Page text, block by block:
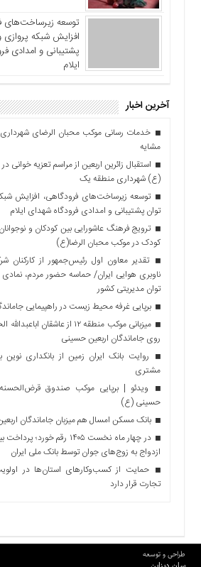
توسعه زیرساخت‌های
افزایش شبکه
پشتیبانی و امدادی
ایلام
آخرین اخبار
مشایه
استقبال زائرین اربعین از مراسم تعزیه خوانی
(ع) شهرداری منطقه یک
توسعه زیرساخت‌های فرودگاهی، افزایش
توان پشتیبانی و امدادی فرودگاه شهدای ایلام
ترویج فرهنگ عاشورایی بین کودکان و
کودک در موکب محبان الرضا(ع)
تقدیر معاون اول رئیس‌جمهور از کارکنان
ناوبری هوایی ایران/ حماسه حضور مردم، نمادی
توان مدیریتی کشور
برپایی غرفه محیط زیست در راهپیمایی
میزبانی موکب منطقه ۱۲ از عاشقان
روی جاماندگان اربعین حسینی
روایت بانک ایران زمین از بانکداری نوین
مشتری
ویدئو | برپایی موکب صندوق
حسینی (ع)
بانک مسکن امسال هم میزبان جاماندگان
ازدواج به زوج‌های جوان توسط بانک ملی ایران
حمایت از کسب‌وکارهای استان‌ها در
تجارت قرار دارد
طراحی و توسعه